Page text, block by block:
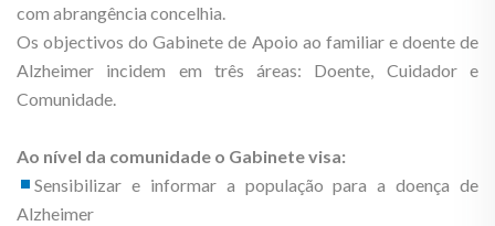
com abrangência concelhia.
Os objectivos do Gabinete de Apoio ao familiar e doente de
Alzheimer incidem em três áreas: Doente, Cuidador e
Comunidade.
Ao nível da comunidade o Gabinete visa:
Sensibilizar e informar a população para a doença de
Alzheimer